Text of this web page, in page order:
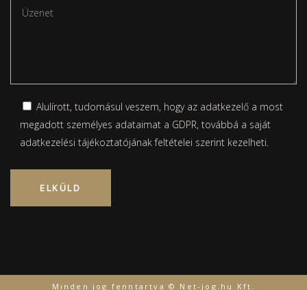
Alulírott, tudomásul veszem, hogy az adatkezelő a most
megadott személyes adataimat a GDPR, továbbá a saját
adatkezelési tájékoztatójánakfeltételei szerint kezelheti.
Please leave this field empty.
Minden jog fenntartva © Net-jog.hu Kft.